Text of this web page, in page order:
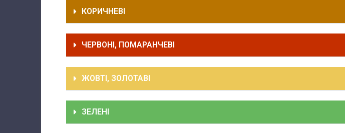
КОРИЧНЕВІ
ЧЕРВОНІ, ПОМАРАНЧЕВІ
ЖОВТІ, ЗОЛОТАВІ
ЗЕЛЕНІ